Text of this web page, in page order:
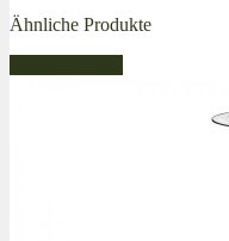
Ähnliche Produkte